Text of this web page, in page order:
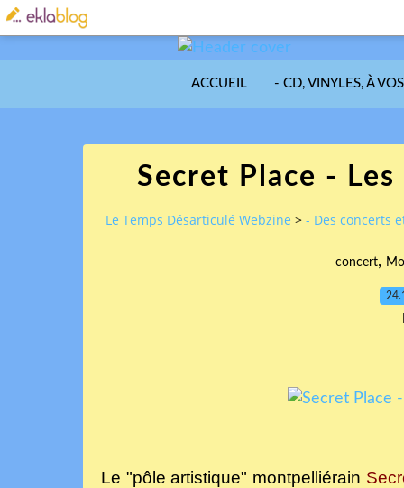
ACCUEIL - CD, VINYLES, À
Secret Place -
Le Temps Désarticulé Webzine > - Des concerts
concert,
Le "pôle artistique" montpelliérain